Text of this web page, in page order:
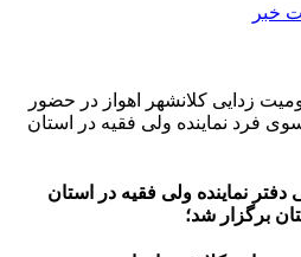
خبر
نماینده ولی فقیه در استان
برگزار شد؛